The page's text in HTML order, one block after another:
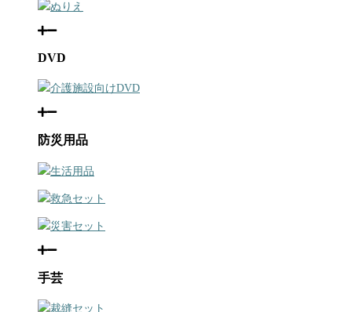
ぬりえ
DVD
介護施設向けDVD
防災用品
生活用品
救急セット
災害セット
手芸
裁縫セット